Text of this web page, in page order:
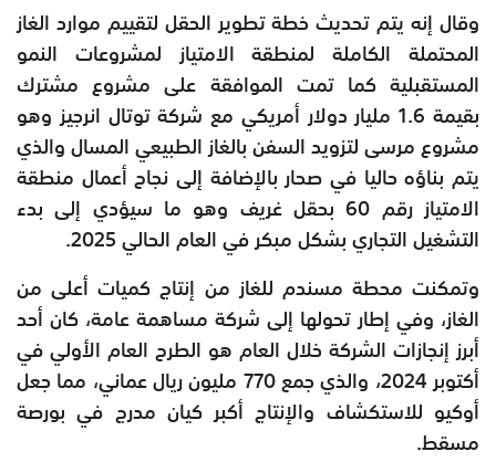
وقال إنه يتم تحديث خطة تطوير الحقل لتقييم موارد الغاز
المحتملة الكاملة لمنطقة الامتياز لمشروعات النمو
المستقبلية كما تمت الموافقة على مشروع مشترك
بقيمة 1.6 مليار دولار أمريكي مع شركة توتال انرجيز وهو
مشروع مرسى لتزويد السفن بالغاز الطبيعي المسال والذي
يتم بناؤه حاليا في صحار بالإضافة إلى نجاح أعمال منطقة
الامتياز رقم 60 بحقل غريف وهو ما سيؤدي إلى بدء
التشغيل التجاري بشكل مبكر في العام الحالي 2025.
وتمكنت محطة مسندم للغاز من إنتاج كميات أعلى من
الغاز، وفي إطار تحولها إلى شركة مساهمة عامة، كان أحد
أبرز إنجازات الشركة خلال العام هو الطرح العام الأولي في
أكتوبر 2024، والذي جمع 770 مليون ريال عماني، مما جعل
أوكيو للاستكشاف والإنتاج أكبر كيان مدرج في بورصة
مسقط.